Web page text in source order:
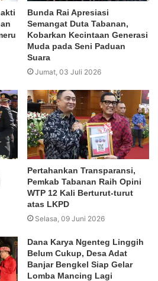
Bunda Rai Apresiasi
Semangat Duta Tabanan,
Kobarkan Kecintaan Generasi
Muda pada Seni Paduan
Suara
Jumat, 03 Juli 2026
Pertahankan Transparansi,
Pemkab Tabanan Raih Opini
WTP 12 Kali Berturut-turut
atas LKPD
Selasa, 09 Juni 2026
Dana Karya Ngenteg Linggih
Belum Cukup, Desa Adat
Banjar Bengkel Siap Gelar
Lomba Mancing Lagi